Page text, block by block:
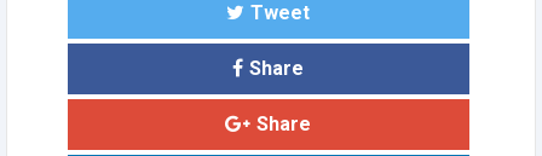
Tweet
Share
Share